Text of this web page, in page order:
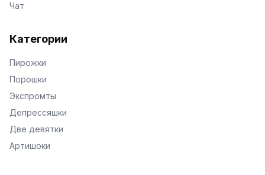
Чат
Категории
Пирожки
Порошки
Экспромты
Депрессяшки
Две девятки
Артишоки